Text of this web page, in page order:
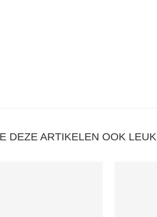
DEZE ARTIKELEN OOK LEUK